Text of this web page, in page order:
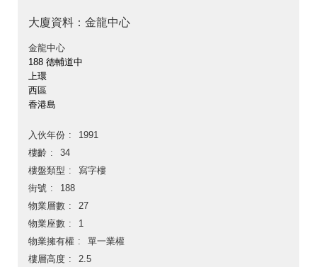
大廈資料：金龍中心
金龍中心
188 德輔道中
上環
西區
香港島
入伙年份
1991
樓齡
34
樓盤類型
寫字樓
街號
188
物業層數
27
物業座數
1
物業擁有權
單一業權
樓層高度
2.5